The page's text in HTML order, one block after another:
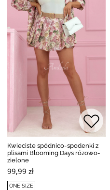
Kwieciste spódnico-spodenki z
plisami Blooming Days różowo-
zielone
99,99 zł
ONE SIZE